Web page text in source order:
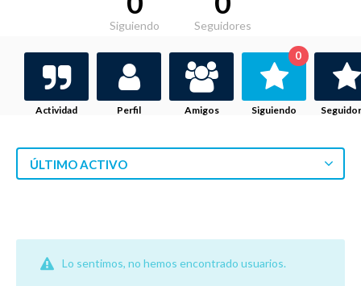
Siguiendo Seguidores
Actividad Perfil Amigos Siguiendo
0
ÚLTIMO ACTIVO
Lo sentimos, no hemos encontrado usuarios.